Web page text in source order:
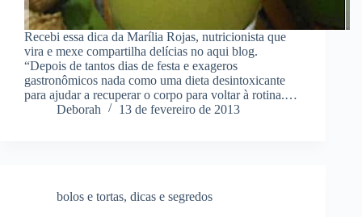
Recebi essa dica da Marília Rojas, nutricionista que
vira e mexe compartilha delícias no aqui blog.
“Depois de tantos dias de festa e exageros
gastronômicos nada como uma dieta desintoxicante
para ajudar a recuperar o corpo para voltar à rotina.…
Deborah
13 de fevereiro de 2013
bolos e tortas, dicas e segredos